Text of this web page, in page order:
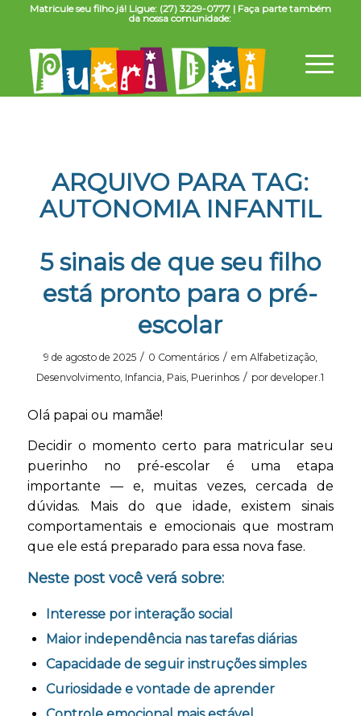
Matricule seu filho já! Ligue: (27) 3229-0777 | Faça parte também
da nossa comunidade:
ARQUIVO PARA TAG:
AUTONOMIA INFANTIL
5 sinais de que seu filho
está pronto para o pré-
escolar
9 de agosto de 2025 / 0 Comentários / em Alfabetização,
Desenvolvimento, Infancia, Pais, Puerinhos / pordeveloper.1
Olá papai ou mamãe!
Decidir o momento certo para matricular seu
puerinho no pré-escolar é uma etapa
importante — e, muitas vezes, cercada de
dúvidas. Mais do que idade, existem sinais
comportamentais e emocionais que mostram
que ele está preparado para essa nova fase.
Neste post você verá sobre:
Interesse por interação social
Maior independência nas tarefas diárias
Capacidade de seguir instruções simples
Curiosidade e vontade de aprender